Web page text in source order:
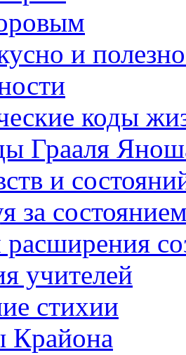
и
коды
Грааля
и
за
учителей
стихии
Крайона